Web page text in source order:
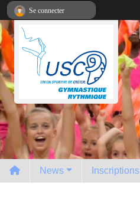
News Inscriptions
Se connecter
Panneau de gestion des cookies